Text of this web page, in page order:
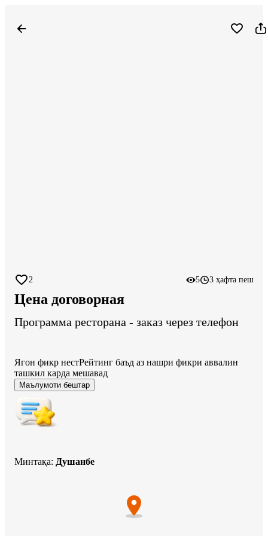
2 5 3 ҳафта пеш
Цена договорная
Программа ресторана - заказ через телефон
Ягон фикр нестРейтинг баъд аз нашри фикри аввалин
ташкил карда мешавад
Маълумоти бештар
Минтақа: Душанбе